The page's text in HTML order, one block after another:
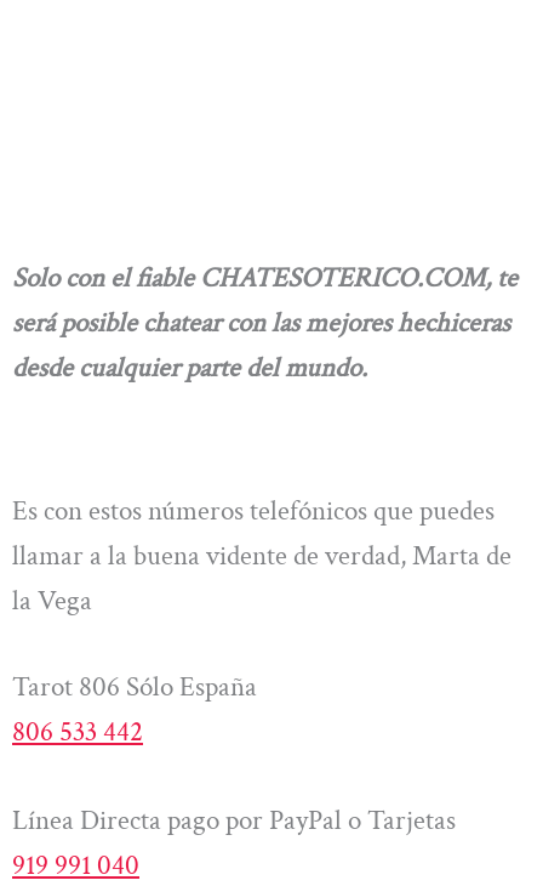
Solo con el fiable CHATESOTERICO.COM, te
será posible chatear con las mejores hechiceras
desde cualquier parte del mundo.
Es con estos números telefónicos que puedes
llamar a la buena vidente de verdad, Marta de
la Vega
Tarot 806 Sólo España
806 533 442
Línea Directa pago por PayPal o Tarjetas
919 991 040